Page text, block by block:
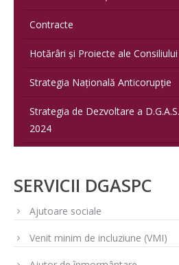
Contracte
Hotărâri și Proiecte ale
Strategia Națională Anticorupție
Strategia de Dezvoltare a
2024
SERVICII DGASPC
Ajutoare sociale
Venit minim de incluziune (VMI)